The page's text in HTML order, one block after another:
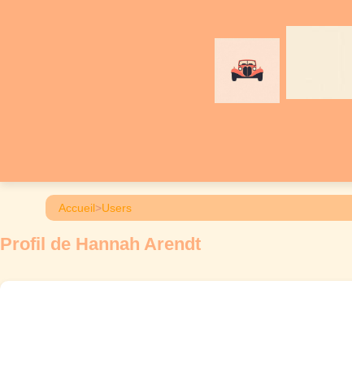
Accueil>Users
Profil de Hannah Arendt